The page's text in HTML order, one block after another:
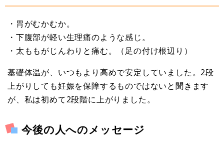
・胃がむかむか。
・下腹部が軽い生理痛のような感じ。
・太ももがじんわりと痛む。（足の付け根辺り）
基礎体温が、いつもより高めで安定していました。2段
上がりしても妊娠を保障するものではないと聞きます
が、私は初めて2段階に上がりました。
今後の人へのメッセージ